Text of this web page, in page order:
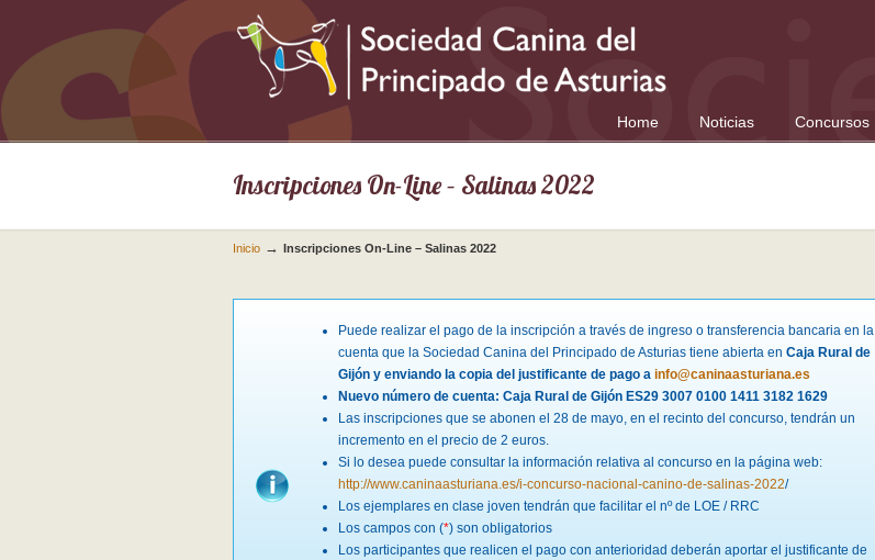
Home Noticias Concursos
Inscripciones On-Line – Salinas 2022
Inicio → Inscripciones On-Line – Salinas 2022
Puede realizar el pago de la inscripción a través de ingreso o transferencia bancaria en la
cuenta que la Sociedad Canina del Principado de Asturias tiene abierta en Caja Rural de
Gijón y enviando la copia del justificante de pago a info@caninaasturiana.es
Nuevo número de cuenta: Caja Rural de Gijón ES29 3007 0100 1411 3182 1629
Las inscripciones que se abonen el 28 de mayo, en el recinto del concurso, tendrán un
incremento en el precio de 2 euros.
Si lo desea puede consultar la información relativa al concurso en la página web:
http://www.caninaasturiana.es/i-concurso-nacional-canino-de-salinas-2022/
Los ejemplares en clase joven tendrán que facilitar el nº de LOE / RRC
Los campos con (*) son obligatorios
Los participantes que realicen el pago con anterioridad deberán aportar el justificante de